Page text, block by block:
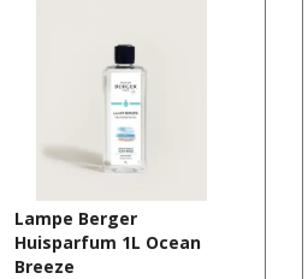
Lampe Berger
Huisparfum 1L Ocean
Breeze